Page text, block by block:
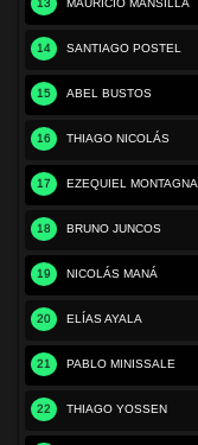
13 MAURICIO MANSILLA
14 SANTIAGO POSTEL
15 ABEL BUSTOS
16 THIAGO NICOLÁS
17 EZEQUIEL MONTAGNA
18 BRUNO JUNCOS
19 NICOLÁS MANÁ
20 ELÍAS AYALA
21 PABLO MINISSALE
22 THIAGO YOSSEN